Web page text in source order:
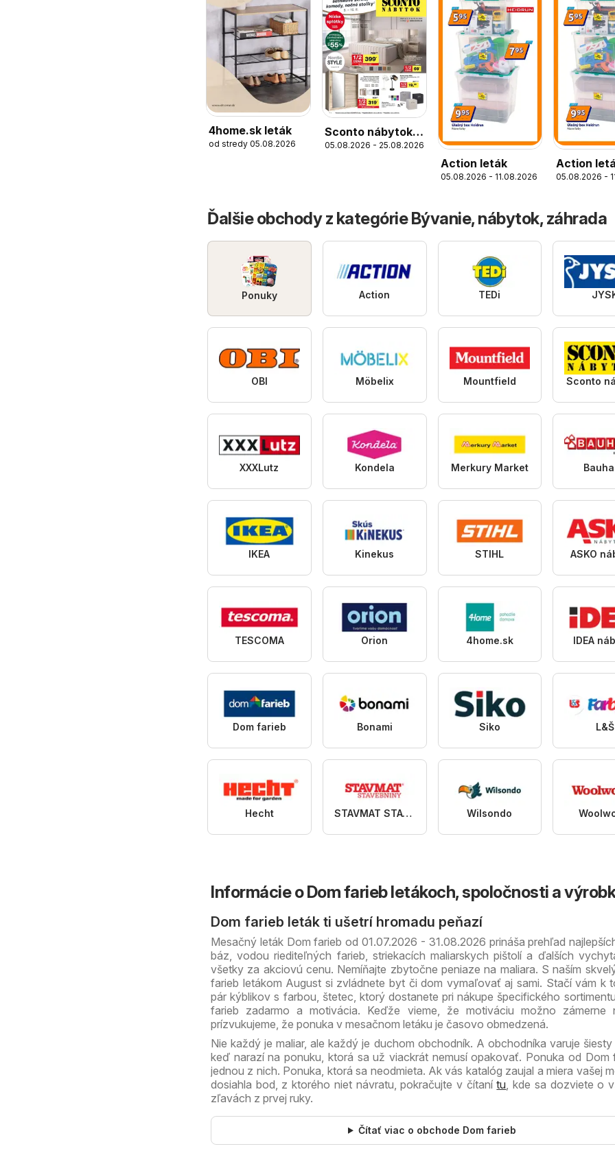
4home.sk leták
od stredy 05.08.2026
Sconto nábytok
leták
05.08.2026 - 25.08.2026
Action leták
05.08.2026 - 11.08.2026
Action
platný do
05.08.2026 -
Ďalšie obchody z kategórie Bývanie, nábytok, záhrada
Ponuky Action TEDi
OBI Möbelix Mountfield Sconto
XXXLutz Kondela Merkury Market
IKEA Kinekus STIHL ASKO
TESCOMA Orion 4home.sk IDEA
Dom farieb Bonami Siko L&Š
Hecht STAVMAT STAVEBNINY Wilsondo
Informácie o Dom farieb letákoch, spoločnosti a
Dom farieb leták ti ušetrí hromadu peňazí
Mesačný leták Dom farieb od 01.07.2026 - 31.08.2026 prináša prehľad
báz, vodou riediteľných farieb, striekacích maliarskych pištolí a ďalších
všetky za akciovú cenu. Nemíňajte zbytočne peniaze na maliara. S naším
farieb letákom August si zvládnete byt či dom vymaľovať aj sami. Stačí vám k
pár kýblikov s farbou, štetec, ktorý dostanete pri nákupe špecifického
farieb zadarmo a motivácia. Keďže vieme, že motiváciu možno zámerne
prízvukujeme, že ponuka v mesačnom letáku je časovo obmedzená.
Nie každý je maliar, ale každý je duchom obchodník. A obchodníka varuje
keď narazí na ponuku, ktorá sa už viackrát nemusí opakovať. Ponuka od Dom
jednou z nich. Ponuka, ktorá sa neodmieta. Ak vás katalóg zaujal a miera vašej
dosiahla bod, z ktorého niet návratu, pokračujte v čítanítu, kde sa dozviete o
zľavách z prvej ruky.
Čítať viac o obchode Dom farieb